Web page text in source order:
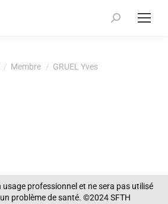
Recherche
Membre GRUEL Yves
usage professionnel et ne sera pas utilisé
problème de santé. ©2024 SFTH